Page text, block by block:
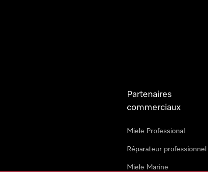
Partenaires
commerciaux
Miele Professional
Réparateur professionnel
Miele Marine